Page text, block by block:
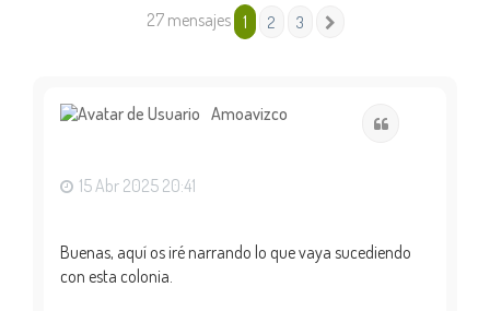
27 mensajes 1 2 3
Amoavizco
15 Abr 2025 20:41
Buenas, aquí os iré narrando lo que vaya sucediendo
con esta colonia.